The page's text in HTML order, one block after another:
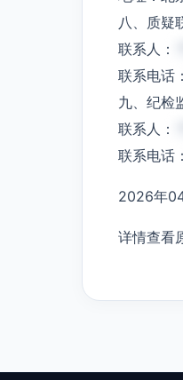
八、质疑
联系人：
联系电话：
九、纪检
联系人：
联系电话：
2026年
详情查看